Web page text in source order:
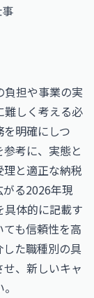
担や事業の実
難しく考える必
明確にしつ
考に、実態と
と適正な納税
る2026年現
体的に記載す
も信頼性を高
た職種別の具
、新しいキャ